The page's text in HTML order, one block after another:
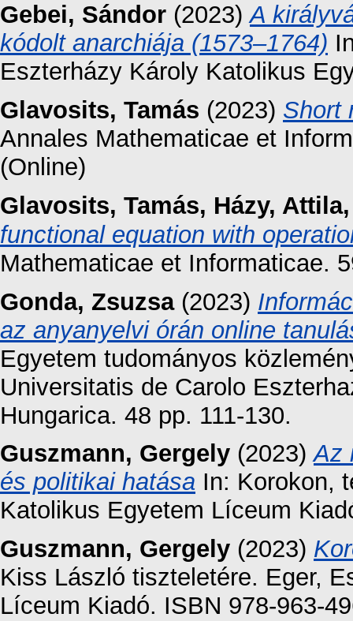
Gebei, Sándor (2023)A
kódolt anarchiája (1573–1764)
Eszterházy Károly Katolikus
Glavosits, Tamás (2023) Short
Annales Mathematicae et
(Online)
Glavosits, Tamás, Házy, Attila
functional equation with operation
Mathematicae et Informaticae.
Gonda, Zsuzsa(2023)
az anyanyelvi órán online
Egyetem tudományos
Universitatis de Carolo
Hungarica. 48 pp. 111-130.
Guszmann, Gergely (2023)Az
és politikai hatása In: Korokon,
Katolikus Egyetem Líceum
Guszmann, Gergely (2023)
Kiss László tiszteletére. Eger,
Líceum Kiadó. ISBN 978-963-